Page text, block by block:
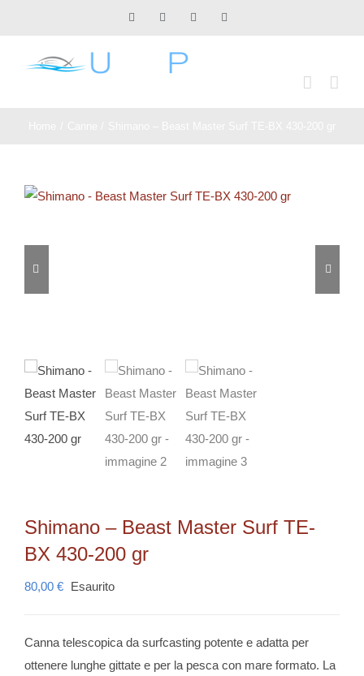
contenuto
Facebook Instagram
Shimano – Beast Master Surf TE-
BX 430-200 gr
80,00 € Esaurito
Canna telescopica da surfcasting potente e adatta per
ottenere lunghe gittate e per la pesca con mare formato. La